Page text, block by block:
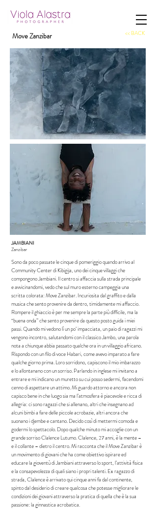
Move Zanzibar << BACK
JAMBIANI
Zanzibar
Sono da poco passate le cinque di pomeriggio quando arrivo al
Community Center di Kibigija, uno dei cinque villaggi che
compongono Jambiani. Il centro si affaccia sulla strada principale
e avvicinandomi, vedo che sul muro esterno campeggia una
scritta colorata: Move Zanzibar. Incuriosita dal graffito e dalla
musica che sento provenire da dentro, timidamente mi affaccio.
Rompere il ghiaccio è per me sempre la parte più difficile, ma la
“buena onda” che sento provenire da questo posto guida i miei
passi. Quando mi vedono lì un po’ impacciata, un paio di ragazzi mi
vengono incontro, salutandomi con il classico Jambo, una parola
nota a chiunque abbia passato qualche ora in un villaggio africano.
Rispondo con un filo di voce Habari, come avevo imparato a fare
qualche giorno prima. Loro sorridono, capiscono il mio imbarazzo
e lo allontanano con un sorriso. Parlando in inglese mi invitano a
entrare e mi indicano un muretto su cui posso sedermi, facendomi
cenno di aspettare un attimo. Mi guardo attorno e ancora non
capisco bene in che luogo sia ma l’atmosfera è piacevole e ricca di
allegria: ci sono ragazzi che si allenano, altri che insegnano ad
alcuni bimbi a fare delle piccole acrobazie, altri ancora che
suonano i djembe e cantano. Decido così di mettermi comoda e
godermi lo spettacolo. Dopo qualche minuto mi accoglie con un
grande sorriso Clalence Lutumo. Clalence, 27 anni, è la mente –
e il collante – dietro il centro. Mi racconta che il Move Zanzibar è
un movimento di giovani che ha come obiettivo ispirare ed
educare la gioventù di Jambiani attraverso lo sport, l’attività fisica
e la consapevolezza di quali siano i propri talenti. Ex ragazzo di
strada, Clalence è arrivato qui cinque anni fa dal continente,
spinto dal desiderio di creare qualcosa che potesse migliorare le
condizioni dei giovani attraverso la pratica di quella che è la sua
passione: la ginnastica acrobatica.